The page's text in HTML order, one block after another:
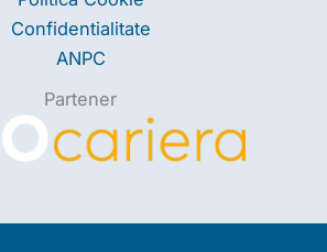
Confidentialitate
ANPC
Partener